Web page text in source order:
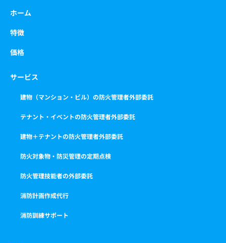
ホーム
特徴
価格
サービス
建物（マンション・ビル）の防火管理者外部委託
テナント・イベントの防火管理者外部委託
建物＋テナントの防火管理者外部委託
防火対象物・防災管理の定期点検
防火管理技能者の外部委託
消防計画作成代行
消防訓練サポート